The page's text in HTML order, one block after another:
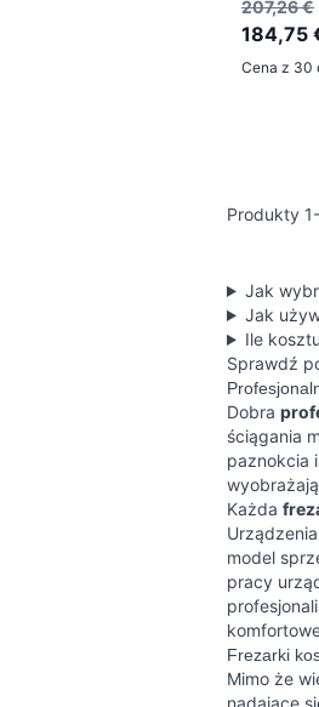
207,26 €
184,75
Cena z 30
Produkty 1-
Jak
Jak
Ile
Sprawdź
Dobra
ściągania
paznokcia
Każda
model
pracy
Frezarki
Mimo że
nadające